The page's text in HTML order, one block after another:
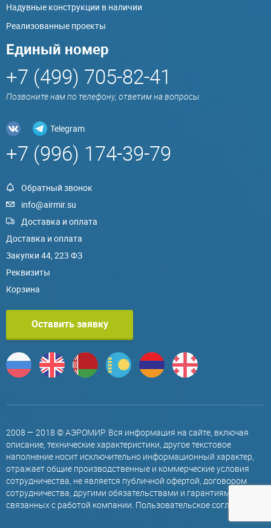
Надувные конструкции в наличии
Реализованные проекты
Единый номер
+7 (499) 705-82-41
Позвоните нам по телефону, ответим на вопросы
Telegram
+7 (996) 174-39-79
Обратный звонок
info@airmir.su
Доставка и оплата
Доставка и оплата
Закупки 44, 223 ФЗ
Реквизиты
Корзина
Оставить заявку
2008 — 2018 © АЭРОМИР. Вся информация на сайте, включая
описание, технические характеристики, другое текстовое
наполнение носит исключительно информационный характер,
отражает общие производственные и коммерческие условия
сотрудничества, не является публичной офертой, договором
сотрудничества, другими обязательствами и гарантиями,
связанных с работой компании. Пользовательское соглашение